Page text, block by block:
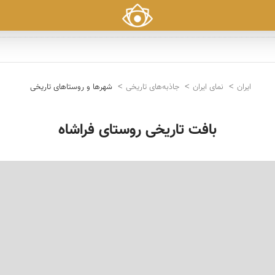
ایران نمای ایران جاذبه‌های تاریخی شهرها و روستاهای تاریخی
بافت تاریخی روستای فراشاه